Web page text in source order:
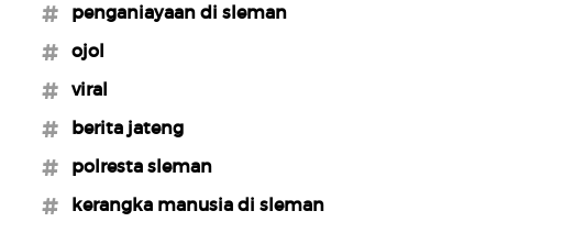
#penganiayaan di sleman
#ojol
#viral
#berita jateng
#polresta sleman
#kerangka manusia di sleman